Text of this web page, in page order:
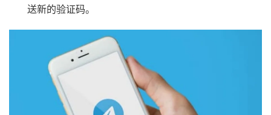
送新的验证码。